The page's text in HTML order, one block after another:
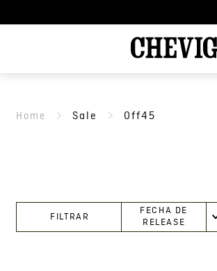
Sale Off45
FILTRAR
FECHA DE
RELEASE